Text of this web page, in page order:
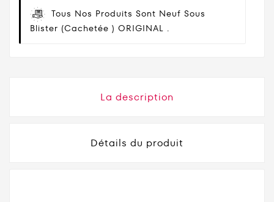
Tous Nos Produits Sont Neuf Sous
Blister (cachetée ) ORIGINAL .
La description
Détails du produit